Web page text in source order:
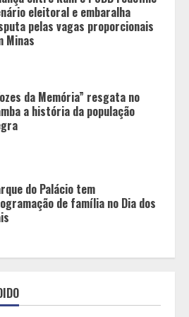
da Memória” resgata no
a história da população
do Palácio tem
de família no Dia dos
Gerais
realizar gratuitamente
preventivos contra o
recebe novos investimentos no
Belo Horizonte Savassi